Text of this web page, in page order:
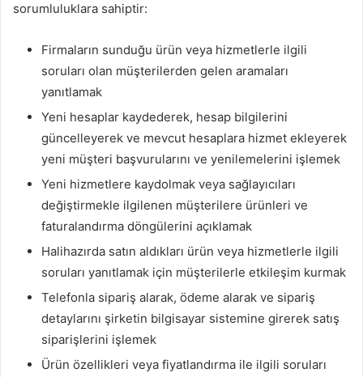
sorumluluklara sahiptir:
Firmaların sunduğu ürün veya hizmetlerle ilgili
soruları olan müşterilerden gelen aramaları
yanıtlamak
Yeni hesaplar kaydederek, hesap bilgilerini
güncelleyerek ve mevcut hesaplara hizmet ekleyerek
yeni müşteri başvurularını ve yenilemelerini işlemek
Yeni hizmetlere kaydolmak veya sağlayıcıları
değiştirmekle ilgilenen müşterilere ürünleri ve
faturalandırma döngülerini açıklamak
Halihazırda satın aldıkları ürün veya hizmetlerle ilgili
soruları yanıtlamak için müşterilerle etkileşim kurmak
Telefonla sipariş alarak, ödeme alarak ve sipariş
detaylarını şirketin bilgisayar sistemine girerek satış
siparişlerini işlemek
Ürün özellikleri veya fiyatlandırma ile ilgili soruları